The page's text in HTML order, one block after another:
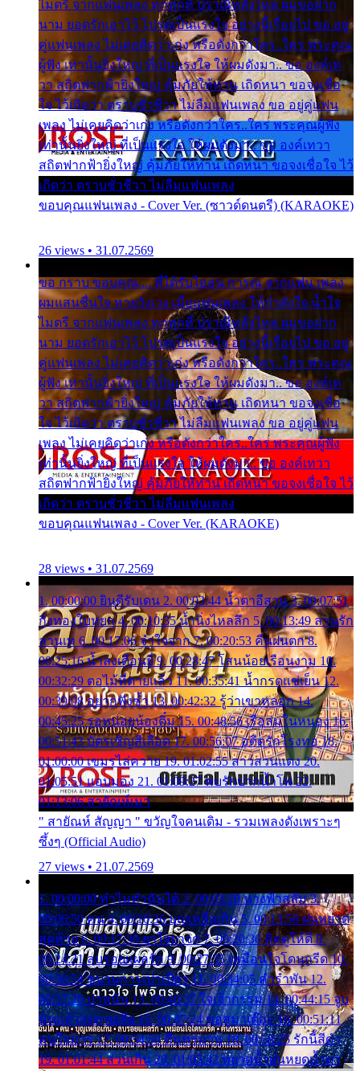
ไมตรี จากแฟนเพลง ทุกทุกที่ ปราณีหลั่งไหล ผมขอฝาก
นาม ยอดรักเอาไว้ โปรดเป็นแรงใจ อย่างนี้เรื่อยไป ขอ อยู่
คู่แฟนเพลง ไม่เคยคิดว่าเก่ง หรือดังกว่าใคร..ใคร พระคุณ
ผู้ฟัง เท่านั้นยิ่งใหญ่ ที่เป็นแรงใจ ให้ผมดังมา.. ขอ องค์เท
วา สถิตฟากฟ้ายิ่งใหญ่ คุ้มภัยให้ท่าน เถิดหนา ขอจงเชื่อ
ใจ ไว้เถิดว่า ตราบชั่วชีวา ไม่ลืมแฟนเพลง ขอ อยู่คู่แฟน
เพลง ไม่เคยคิดว่าเก่ง หรือดังกว่าใคร..ใคร พระคุณผู้ฟัง
เท่านั้นยิ่งใหญ่ ที่เป็นแรงใจ ให้ผมดังมา.. ขอ องค์เทวา
สถิตฟากฟ้ายิ่งใหญ่ คุ้มภัยให้ท่าน เถิดหนา ขอจงเชื่อใจ ไว้
เถิดว่า ตราบชั่วชีวา ไม่ลืมแฟนเพลง
ขอบคุณแฟนเพลง - Cover Ver. (ซาวด์ดนตรี) (KARAOKE)
26 views • 31.07.2569
ขอ กราบ ขอบคุณ.... ที่ได้รับไออุ่น การุณ จากแฟน เพลง
ผมแสนชื่นใจ หายวังเวง เมื่อแฟนเพลง ให้กำลังใจ น้ำใจ
ไมตรี จากแฟนเพลง ทุกทุกที่ ปราณีหลั่งไหล ผมขอฝาก
นาม ยอดรักเอาไว้ โปรดเป็นแรงใจ อย่างนี้เรื่อยไป ขอ อยู่
คู่แฟนเพลง ไม่เคยคิดว่าเก่ง หรือดังกว่าใคร..ใคร พระคุณ
ผู้ฟัง เท่านั้นยิ่งใหญ่ ที่เป็นแรงใจ ให้ผมดังมา.. ขอ องค์เท
วา สถิตฟากฟ้ายิ่งใหญ่ คุ้มภัยให้ท่าน เถิดหนา ขอจงเชื่อ
ใจ ไว้เถิดว่า ตราบชั่วชีวา ไม่ลืมแฟนเพลง ขอ อยู่คู่แฟน
เพลง ไม่เคยคิดว่าเก่ง หรือดังกว่าใคร..ใคร พระคุณผู้ฟัง
เท่านั้นยิ่งใหญ่ ที่เป็นแรงใจ ให้ผมดังมา.. ขอ องค์เทวา
สถิตฟากฟ้ายิ่งใหญ่ คุ้มภัยให้ท่าน เถิดหนา ขอจงเชื่อใจ ไว้
เถิดว่า ตราบชั่วชีวา ไม่ลืมแฟนเพลง
ขอบคุณแฟนเพลง - Cover Ver. (KARAOKE)
28 views • 31.07.2569
1. 00:00:00 ยินดีรับเดน 2. 00:03:44 น้ำตาอีสาน 3. 00:07:51
กิ่งทองใบหยก 4. 00:10:35 น้ำนิ่งไหลลึก 5. 00:13:49 ลานรัก
ลานเท 6. 00:17:06 จำใจจาก 7. 00:20:53 คืนฝนตก 8.
00:25:16 น้ำลงเดือนยี่ 9. 00:28:47 โสนน้อยเรือนงาม 10.
00:32:29 ตอไม้ที่ตายแล้ว 11. 00:35:41 น้ำกรดแช่เย็น 12.
00:39:08 อยากฟังซ้ำ 13. 00:42:32 รู้ว่าเขาหลอก 14.
00:45:25 รอหน่อยน้องติ๋ม 15. 00:48:56 เรือล่มในหนอง 16.
00:51:43 บัตรเชิญสีเลือด 17. 00:56:07 อดีตรักโรงทอ 18.
01:00:00 เขมรไล่ควาย 19. 01:02:55 สาวสวนแตง 20.
01:05:51 แอบมอง 21. 01:09:27 พบรักปากน้ำโพ 22.
01:13:06 สายัณห์เมา
" สายัณห์ สัญญา " ขวัญใจคนเดิม - รวมเพลงดังเพราะๆ
ซึ้งๆ (Official Audio)
27 views • 21.07.2569
1. 00:00:00 ทำไมทำฉันได้ 2. 00:03:20 นางฟ้าสลัม 3.
00:06:50 คน 4. 00:10:36 บุญเหลือเกิน 5. 00:13:58 ฝนหยาด
สุดท้าย 6. 00:17:30 ยาใจยาจก 7. 00:20:30 คิดดูให้ดี 8.
00:24:21 ลบรอยแผลรัก 9. 00:27:35 เหมือนใจโดนกรีด 10.
00:30:54 ขบวนการเปาเปียว 11. 00:34:05 คำรำพัน 12.
00:37:20 ปาหนัน 13. 00:40:37 ใจเจ้ากรรม 14. 00:44:15 จูบ
ฉันแล้วจงตายเสีย 15. 00:47:24 ขอสูมาเต๊อะ 16. 00:51:11
คนใจมาร 17. 00:54:50 คืนทรมาน 18. 00:58:25 รักนี้สีดำ
19. 01:01:44 ส่วนเกิน 20. 01:05:42 หยาดน้ำฝนหยดน้ำตา